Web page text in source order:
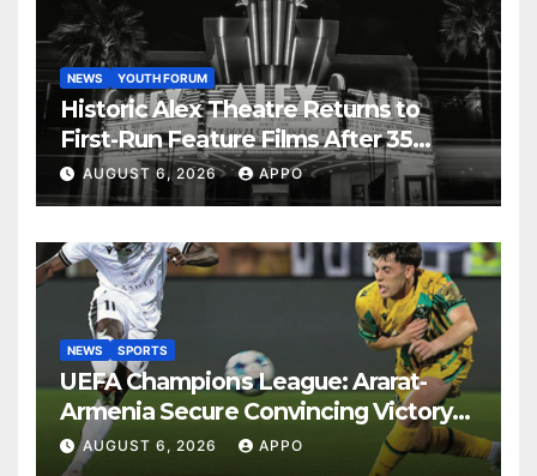
NEWS YOUTH FORUM
Historic Alex Theatre Returns to
First-Run Feature Films After 35
Years
AUGUST 6, 2026 APPO
NEWS SPORTS
UEFA Champions League: Ararat-
Armenia Secure Convincing Victory
Over Shamrock Rovers 2-0
AUGUST 6, 2026 APPO